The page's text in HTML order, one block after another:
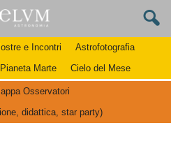
e Incontri
Astrofotografia
Pianeta Marte Cielo del Mese
Osservatori
didattica, star party)